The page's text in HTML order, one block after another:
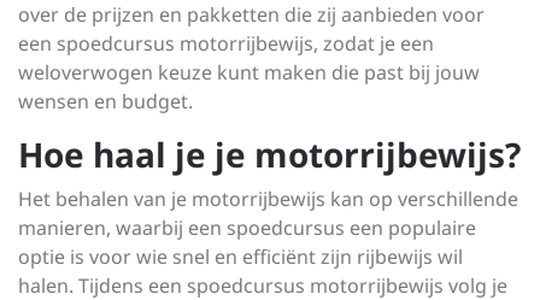
over de prijzen en pakketten die zij aanbieden voor
een spoedcursus motorrijbewijs, zodat je een
weloverwogen keuze kunt maken die past bij jouw
wensen en budget.
Hoe haal je je motorrijbewijs?
Het behalen van je motorrijbewijs kan op verschillende
manieren, waarbij een spoedcursus een populaire
optie is voor wie snel en efficiënt zijn rijbewijs wil
halen. Tijdens een spoedcursus motorrijbewijs volg je